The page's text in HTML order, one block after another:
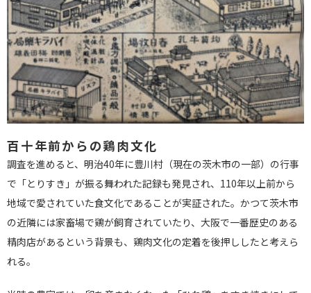
百十年前からの鶏肉文化
調査を進めると、明治40年に豊川村（現在の茨木市の一部）の行事
で「とりすき」が振る舞われた記録も発見され、110年以上前から
地域で愛されていた食文化であることが実証された。かつて茨木市
の近隣には家畜場で鶏が飼育されていたり、大阪で一番歴史のある
精肉店があるという背景も、鶏肉文化の定着を後押ししたと考えら
れる。